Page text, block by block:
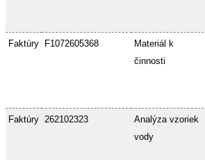
Faktúry F1072605368
Materiál k
činnosti
Faktúry 262102323
Analýza vzoriek
vody